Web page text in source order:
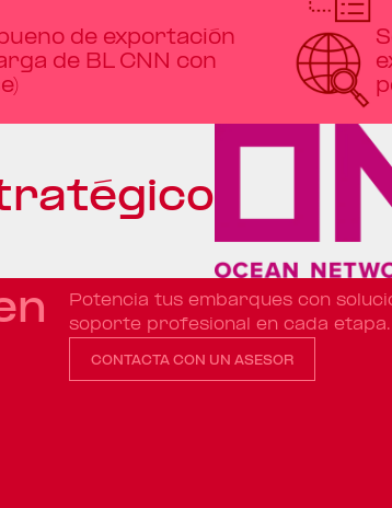
de exportación
de BL CNN con
Potencia tus embarques con
soporte profesional en cada etapa.
CONTACTA CON UN ASESOR